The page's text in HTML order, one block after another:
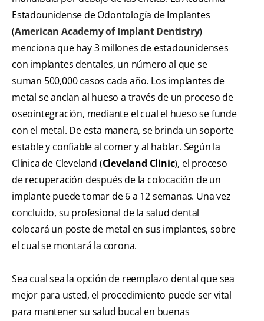
Estadounidense de Odontología de Implantes
(American Academy of Implant Dentistry)
menciona que hay 3 millones de estadounidenses
con implantes dentales, un número al que se
suman 500,000 casos cada año. Los implantes de
metal se anclan al hueso a través de un proceso de
oseointegración, mediante el cual el hueso se funde
con el metal. De esta manera, se brinda un soporte
estable y confiable al comer y al hablar. Según la
Clínica de Cleveland (Cleveland Clinic), el proceso
de recuperación después de la colocación de un
implante puede tomar de 6 a 12 semanas. Una vez
concluido, su profesional de la salud dental
colocará un poste de metal en sus implantes, sobre
el cual se montará la corona.
Sea cual sea la opción de reemplazo dental que sea
mejor para usted, el procedimiento puede ser vital
para mantener su salud bucal en buenas